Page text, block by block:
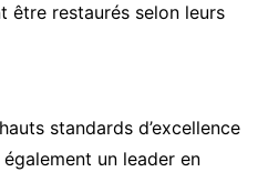
être restaurés selon leurs
standards d’excellence
un leader en